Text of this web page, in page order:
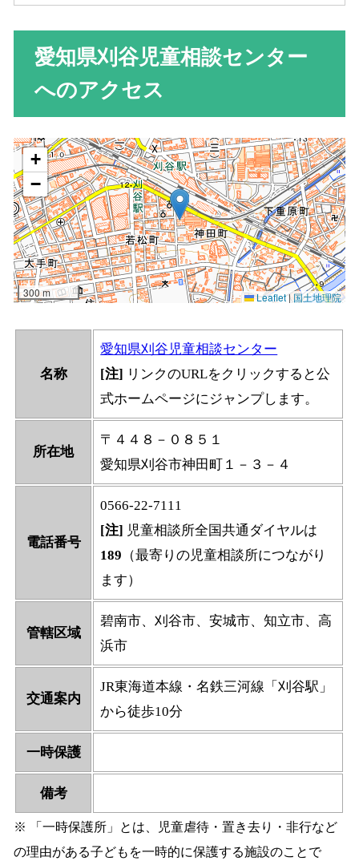
愛知県刈谷児童相談センター
へのアクセス
名称
愛知県刈谷児童相談センター
[注] リンクのURLをクリックすると公
式ホームページにジャンプします。
所在地
〒４４８－０８５１
愛知県刈谷市神田町１－３－４
電話番号
0566-22-7111
[注] 児童相談所全国共通ダイヤルは
189 （最寄りの児童相談所につながり
ます）
管轄区域
碧南市、刈谷市、安城市、知立市、高
浜市
交通案内
JR東海道本線・名鉄三河線「刈谷駅」
から徒歩10分
一時保護
備考
※ 「一時保護所」とは、児童虐待・置き去り・非行など
の理由がある子どもを一時的に保護する施設のことで